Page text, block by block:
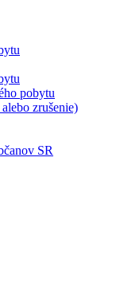
pobytu
zrušenie)
SR